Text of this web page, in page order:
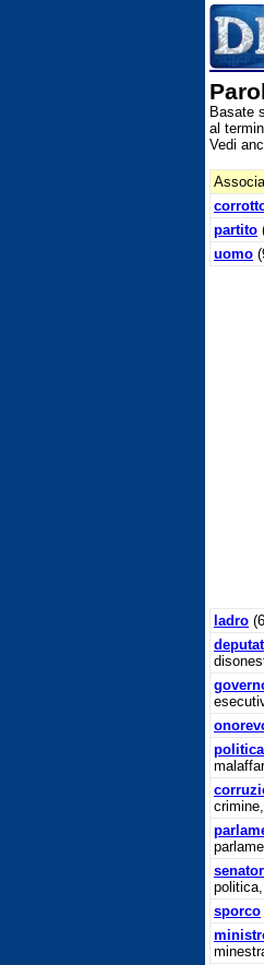
Basate
al
Vedi
partito
uomo
ladro
politica
sporco